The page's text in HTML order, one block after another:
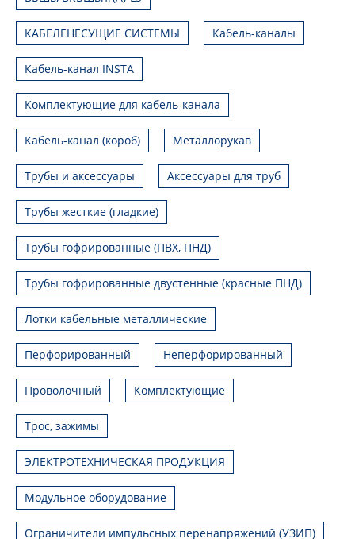
КАБЕЛЕНЕСУЩИЕ СИСТЕМЫ Кабель-каналы
Кабель-канал INSTA
Комплектующие для кабель-канала
Кабель-канал (короб) Металлорукав
Трубы и аксессуары Аксессуары для труб
Трубы жесткие (гладкие)
Трубы гофрированные (ПВХ, ПНД)
Трубы гофрированные двустенные (красные ПНД)
Лотки кабельные металлические
Перфорированный Неперфорированный
Проволочный Комплектующие
Трос, зажимы
ЭЛЕКТРОТЕХНИЧЕСКАЯ ПРОДУКЦИЯ
Модульное оборудование
Ограничители импульсных перенапряжений (УЗИП)